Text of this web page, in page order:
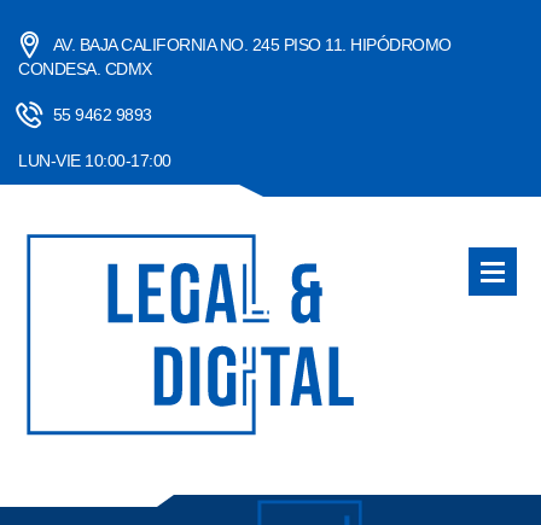
AV. BAJA CALIFORNIA NO. 245 PISO 11. HIPÓDROMO
CONDESA. CDMX
55 9462 9893
LUN-VIE 10:00-17:00